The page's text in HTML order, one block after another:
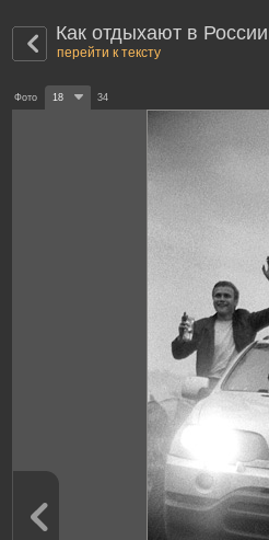
Как отдыхают в
перейти к тексту
Фото 18 34